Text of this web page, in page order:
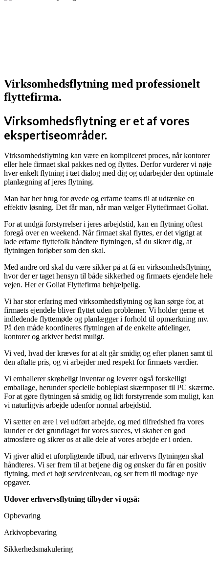
Virksomhedsflytning med professionelt
flyttefirma.
Virksomhedsflytning er et af vores
ekspertiseområder.
Virksomhedsflytning kan være en kompliceret proces, når kontorer
eller hele firmaet skal pakkes ned og flyttes. Derfor vurderer vi nøje
hver enkelt flytning i tæt dialog med dig og udarbejder den optimale
planlægning af jeres flytning.
Man har her brug for øvede og erfarne teams til at udtænke en
effektiv løsning. Det får man, når man vælger Flyttefirmaet Goliat.
For at undgå forstyrrelser i jeres arbejdstid, kan en flytning oftest
foregå over en weekend. Når firmaet skal flyttes, er det vigtigt at
lade erfarne flyttefolk håndtere flytningen, så du sikrer dig, at
flytningen forløber som den skal.
Med andre ord skal du være sikker på at få en virksomhedsflytning,
hvor der er taget hensyn til både sikkerhed og firmaets ejendele hele
vejen. Her er Goliat Flyttefirma behjælpelig.
Vi har stor erfaring med virksomhedsflytning og kan sørge for, at
firmaets ejendele bliver flyttet uden problemer. Vi holder gerne et
indledende flyttemøde og planlægger i forhold til opmærkning mv.
På den måde koordineres flytningen af de enkelte afdelinger,
kontorer og arkiver bedst muligt.
Vi ved, hvad der kræves for at alt går smidig og efter planen samt til
den aftalte pris, og vi arbejder med respekt for firmaets værdier.
Vi emballerer skrøbeligt inventar og leverer også forskelligt
emballage, herunder specielle bobleplast skærmposer til PC skærme.
For at gøre flytningen så smidig og lidt forstyrrende som muligt, kan
vi naturligvis arbejde udenfor normal arbejdstid.
Vi sætter en ære i vel udført arbejde, og med tilfredshed fra vores
kunder er det grundlaget for vores succes, vi skaber en god
atmosfære og sikrer os at alle dele af vores arbejde er i orden.
Vi giver altid et uforpligtende tilbud, når erhvervs flytningen skal
håndteres. Vi ser frem til at betjene dig og ønsker du får en positiv
flytning, med et højt serviceniveau, og ser frem til modtage nye
opgaver.
Udover erhvervsflytning tilbyder vi også:
Opbevaring
Arkivopbevaring
Sikkerhedsmakulering